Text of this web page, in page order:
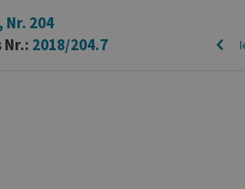
Nr. 204
2018/204.7